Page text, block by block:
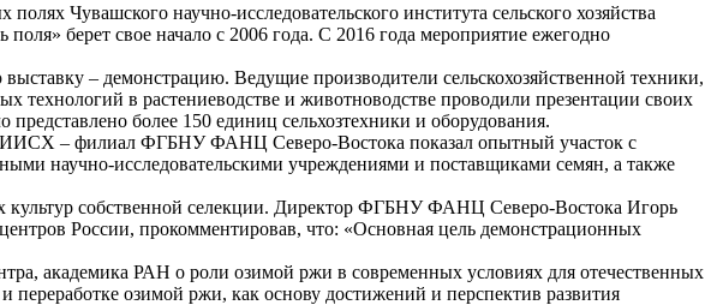
Чувашского научно-исследовательского института сельского хозяйства
берет свое начало с 2006 года. С 2016 года мероприятие ежегодно
– демонстрацию. Ведущие производители сельскохозяйственной техники,
технологий в растениеводстве и животноводстве проводили презентации своих
более 150 единиц сельхозтехники и оборудования.
– филиал ФГБНУ ФАНЦ Северо-Востока показал опытный участок с
научно-исследовательскими учреждениями и поставщиками семян, а также
культур собственной селекции. Директор ФГБНУ ФАНЦ Северо-Востока Игорь
России, прокомментировав, что: «Основная цель демонстрационных
академика РАН о роли озимой ржи в современных условиях для отечественных
озимой ржи, как основу достижений и перспектив развития